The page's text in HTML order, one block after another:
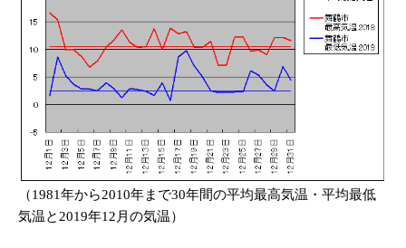
（1981年から2010年まで30年間の平均最高気温・平均最低
気温と2019年12月の気温）